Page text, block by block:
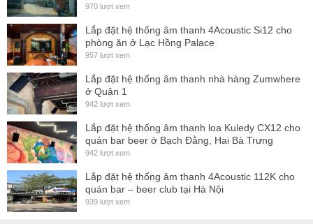
loa đạt được hiệu suất cao nhất trong khoảng 1 thời gian dài
sử dụng.
Loa treblesử dụng màng cao cấp, nhẹ giúp tái tạo những
dải âm thanh cao một các trung thực và phiêu nhất.
Mạch phân tần với những thiết bị như điện trở, cuộn cảm, tụ
điện,... được sắp xếp thông minh và được làm từ những linh
kiện cao cấp. Đây là một trong những yếu tố để chúng ta
biết cách phân biệt được đâu là loa chính hãng, đâu là loa
làm nhái. Bởi được thiết kế theo tiêu chuẩnĐứcnên những
giải tần được phân chia chính xác nên HCS-108C không bị
phát ra âm thanh không bị nhiễu, lẫn tạp âm.
970 lượt xem
Lắp đặt hệ thống âm thanh 4Acoustic Si12 cho
phòng ăn ở Lạc Hồng Palace
957 lượt xem
Lắp đặt hệ thống âm thanh nhà hàng Zumwhere
ở Quận 1
942 lượt xem
Lắp đặt hệ thống âm thanh loa Kuledy CX12 cho
quán bar beer ở Bạch Đằng, Hai Bà Trưng
942 lượt xem
Lắp đặt hệ thống âm thanh 4Acoustic 112K cho
quán bar – beer club tại Hà Nội
939 lượt xem